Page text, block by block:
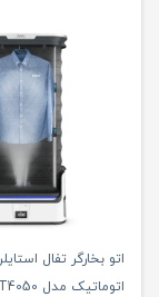
اتو بخارگر تفال
اتوماتیک مدل YT4050